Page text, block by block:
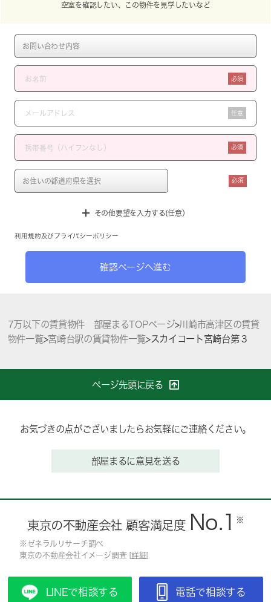
空室を確認したい、この物件を見学したいなど
必須
任意
必須
必須
その他要望を入力する(任意）
利用規約 及び プライバシーポリシー
確認ページへ進む
7万以下の賃貸物件 部屋まるTOPページ>川崎市高津区の賃貸
物件一覧>宮崎台駅の賃貸物件一覧>スカイコート宮崎台第３
ページ先頭に戻る
お気づきの点がございましたらお気軽にご連絡ください。
部屋まるに意見を送る
東京の不動産会社 顧客満足度 No.1 ※
※ゼネラルリサーチ調べ
東京の不動産会社イメージ調査 [ 詳細
LINEで相談する 電話で相談する